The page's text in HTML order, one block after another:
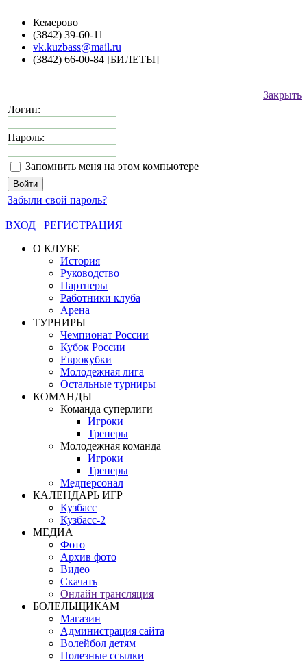
Кемерово
(3842) 39-60-11
vk.kuzbass@mail.ru
(3842) 66-00-84 [БИЛЕТЫ]
Закрыть
Логин:
Пароль:
Запомнить меня на этом компьютере
Забыли свой пароль?
ВХОД
РЕГИСТРАЦИЯ
О КЛУБЕ
История
Руководство
Партнеры
Работники клуба
Арена
ТУРНИРЫ
Чемпионат России
Кубок России
Еврокубки
Молодежная лига
Остальные турниры
КОМАНДЫ
Команда суперлиги
Игроки
Тренеры
Молодежная команда
Игроки
Тренеры
Медперсонал
КАЛЕНДАРЬ ИГР
Кузбасс
Кузбасс-2
МЕДИА
Фото
Архив фото
Видео
Скачать
Онлайн трансляция
БОЛЕЛЬЩИКАМ
Магазин
Администрация сайта
Волейбол детям
Полезные ссылки